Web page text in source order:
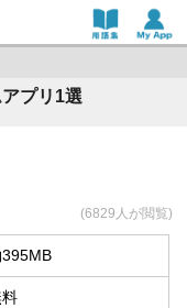
プリ1選
(6829人が閲覧)